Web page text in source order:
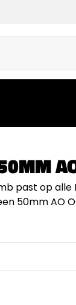
past op alle
50mm AO